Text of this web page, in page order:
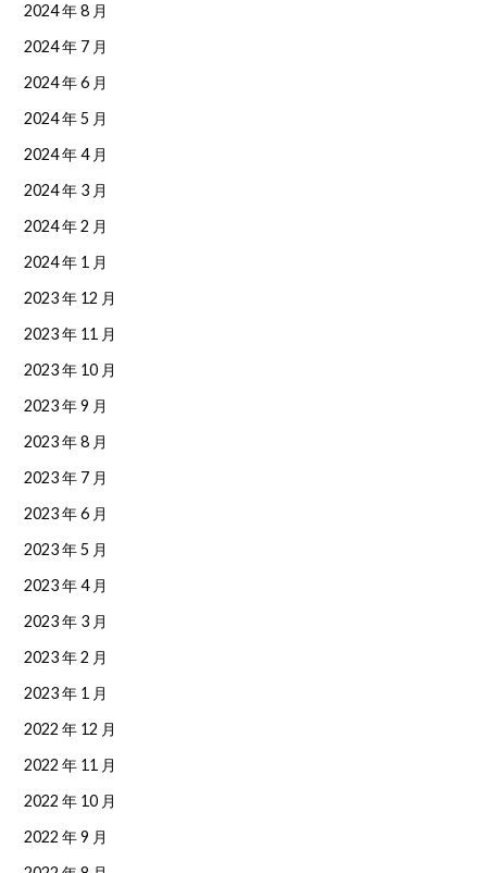
2024 年 8 月
2024 年 7 月
2024 年 6 月
2024 年 5 月
2024 年 4 月
2024 年 3 月
2024 年 2 月
2024 年 1 月
2023 年 12 月
2023 年 11 月
2023 年 10 月
2023 年 9 月
2023 年 8 月
2023 年 7 月
2023 年 6 月
2023 年 5 月
2023 年 4 月
2023 年 3 月
2023 年 2 月
2023 年 1 月
2022 年 12 月
2022 年 11 月
2022 年 10 月
2022 年 9 月